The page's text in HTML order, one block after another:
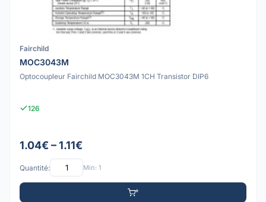
Fairchild
MOC3043M
Optocoupleur Fairchild MOC3043M 1CH Transistor DIP6
126
1.04€ – 1.11€
Quantité: Min: 1